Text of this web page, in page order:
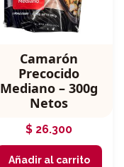
Camarón
Precocido
Mediano – 300g
Netos
$ 26.300
Añadir al carrito